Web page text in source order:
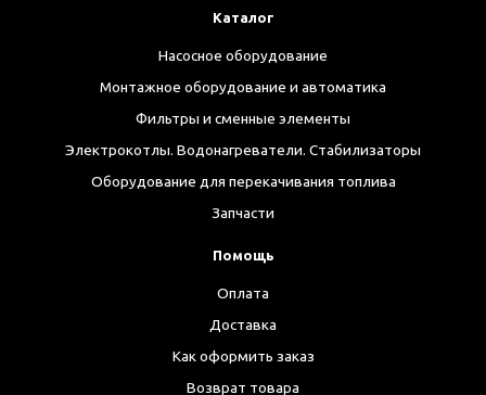
Каталог
Насосное оборудование
Монтажное оборудование и автоматика
Фильтры и сменные элементы
Электрокотлы. Водонагреватели. Стабилизаторы
Оборудование для перекачивания топлива
Запчасти
Помощь
Оплата
Доставка
Как оформить заказ
Возврат товара